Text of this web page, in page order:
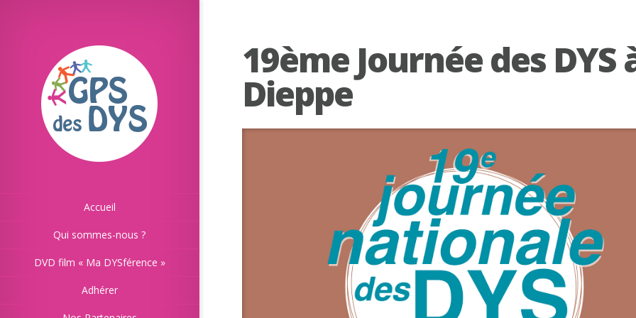
Accueil
Qui sommes-nous ?
DVD film « Ma DYSférence »
Adhérer
19ème Journée des DYS
Dieppe